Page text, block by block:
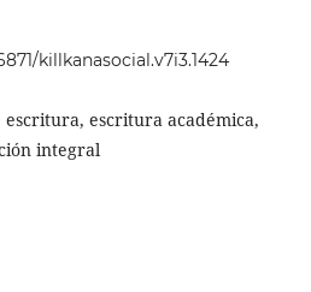
killkanasocial.v7i3.1424
escritura académica,
integral